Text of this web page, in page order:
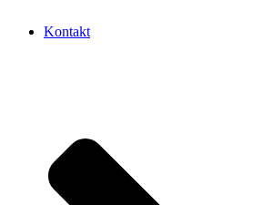
Kontakt